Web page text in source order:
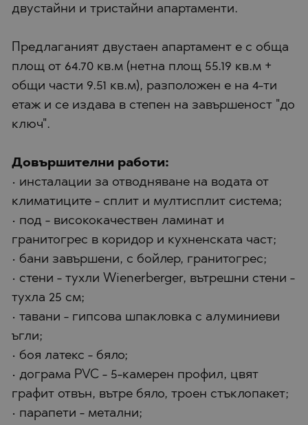
двустайни и тристайни апартаменти.
Предлаганият двустаен апартамент е с обща
площ от 64.70 кв.м (нетна площ 55.19 кв.м +
общи части 9.51 кв.м), разположен е на 4-ти
етаж и се издава в степен на завършеност "до
ключ".
Довършителни работи:
• инсталации за отводняване на водата от
климатиците - сплит и мултисплит система;
• под - висококачествен ламинат и
гранитогрес в коридор и кухненската част;
• бани завършени, с бойлер, гранитогрес;
• стени - тухли Wienerberger, вътрешни стени -
тухла 25 см;
• тавани - гипсова шпакловка с алуминиеви
ъгли;
• боя латекс - бяло;
• дограма PVC - 5-камерен профил, цвят
графит отвън, вътре бяло, троен стъклопакет;
• парапети - метални;